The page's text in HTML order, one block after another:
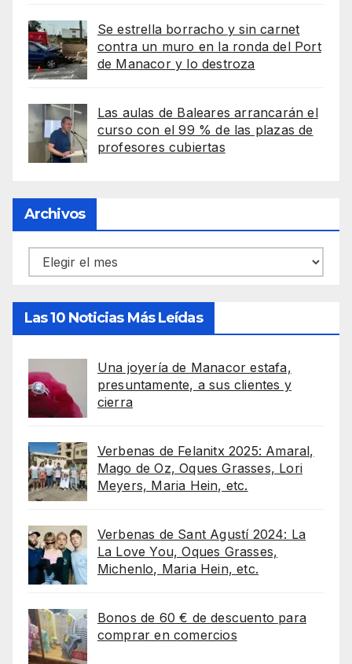
Se estrella borracho y sin carnet
contra un muro en la ronda del Port
de Manacor y lo destroza
Las aulas de Baleares arrancarán el
curso con el 99 % de las plazas de
profesores cubiertas
Archivos
Archivos
Las 10 Noticias Más Leídas
Una joyería de Manacor estafa,
presuntamente, a sus clientes y
cierra
Verbenas de Felanitx 2025: Amaral,
Mago de Oz, Oques Grasses, Lori
Meyers, Maria Hein, etc.
Verbenas de Sant Agustí 2024: La
La Love You, Oques Grasses,
Michenlo, Maria Hein, etc.
Bonos de 60 € de descuento para
comprar en comercios